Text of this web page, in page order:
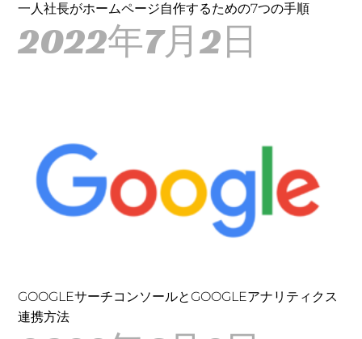
一人社長がホームページ自作するための7つの手順
2022年7月2日
GOOGLEサーチコンソールとGOOGLEアナリティクス
連携方法